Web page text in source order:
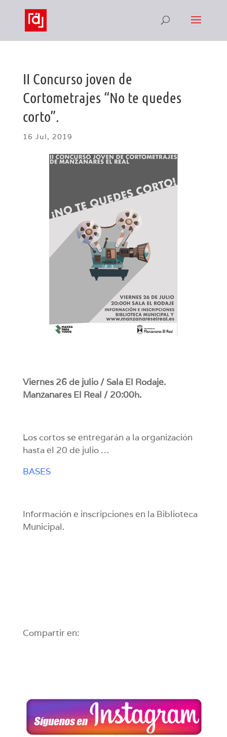
II Concurso joven de
Cortometrajes “No te quedes
corto”.
16 Jul, 2019
Viernes 26 de julio / Sala El Rodaje.
Manzanares El Real / 20:00h.
Los cortos se entregarán a la organización
hasta el 20 de julio …
BASES
Información e inscripciones en la Biblioteca
Municipal.
Compartir en: